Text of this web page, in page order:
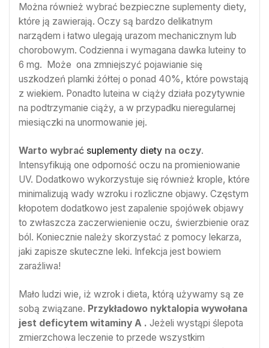
Można również wybrać bezpieczne suplementy diety,
które ją zawierają. Oczy są bardzo delikatnym
narządem i łatwo ulegają urazom mechanicznym lub
chorobowym. Codzienna i wymagana dawka luteiny to
6 mg. Może ona zmniejszyć pojawianie się
uszkodzeń plamki żółtej o ponad 40%, które powstają
z wiekiem. Ponadto luteina w ciąży działa pozytywnie
na podtrzymanie ciąży, a w przypadku nieregularnej
miesiączki na unormowanie jej.
Warto wybrać suplementy diety na oczy.
Intensyfikują one odporność oczu na promieniowanie
UV. Dodatkowo wykorzystuje się również krople, które
minimalizują wady wzroku i rozliczne objawy. Częstym
kłopotem dodatkowo jest zapalenie spojówek objawy
to zwłaszcza zaczerwienienie oczu, świerzbienie oraz
ból. Koniecznie należy skorzystać z pomocy lekarza,
jaki zapisze skuteczne leki. Infekcja jest bowiem
zaraźliwa!
Mało ludzi wie, iż wzrok i dieta, którą używamy są ze
sobą związane. Przykładowo nyktalopia wywołana
jest deficytem witaminy A . Jeżeli wystąpi ślepota
zmierzchowa leczenie to przede wszystkim